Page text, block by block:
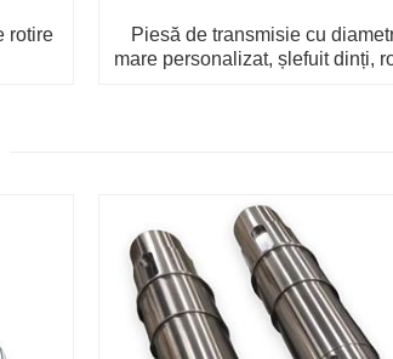
rotire
Piesă de transmisie cu
mare personalizat, șlefuit dinți,